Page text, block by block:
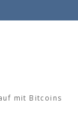
mit Bitcoins